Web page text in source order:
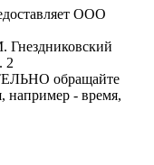
ООО
Гнездниковский
2
обращайте
например - время,